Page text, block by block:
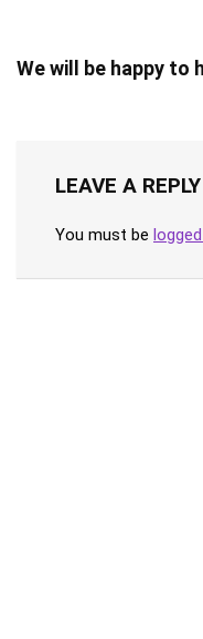
We will be happy to
LEAVE A REPLY
You must be